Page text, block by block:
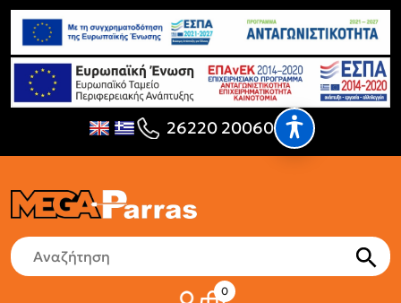
26220 20060
0